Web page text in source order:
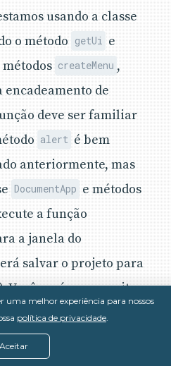
usando a classe
o método getUi e
createMenu ,
encadeamento de
deve ser familiar
alert é bem
anteriormente, mas
DocumentApp e métodos
a função
a janela do
salvar o projeto para
Você verá um novo item
ao lado da opção
uma melhor experiência para nossos
política de privacidade.
Aceitar